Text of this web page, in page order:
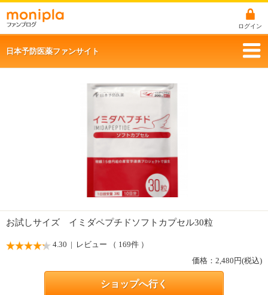
ログイン
日本予防医薬ファンサイト
お試しサイズ イミダペプチドソフトカプセル30粒
4.30 | レビュー （ 169件 ）
価格： 2,480円(税込)
ショップへ行く